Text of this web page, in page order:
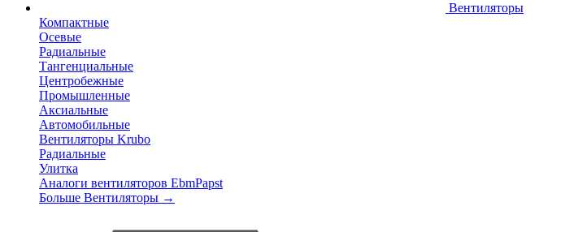
Вентиляторы
Компактные
Осевые
Радиальные
Тангенциальные
Центробежные
Промышленные
Аксиальные
Автомобильные
Вентиляторы Krubo
Радиальные
Улитка
Аналоги вентиляторов EbmPapst
Больше Вентиляторы →